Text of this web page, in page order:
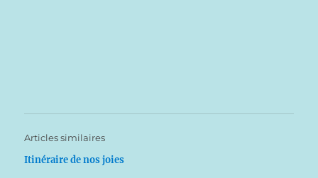
Articles similaires
Itinéraire de nos joies